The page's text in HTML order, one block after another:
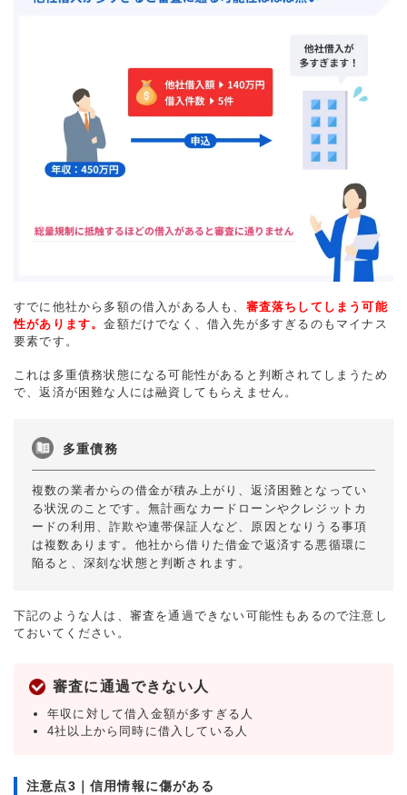
すでに他社から多額の借入がある人も、 審査落ちしてしまう可能
性があります。金額だけでなく、借入先が多すぎるのもマイナス
要素です。
これは多重債務状態になる可能性があると判断されてしまうため
で、返済が困難な人には融資してもらえません。
多重債務
複数の業者からの借金が積み上がり、返済困難となってい
る状況のことです。無計画なカードローンやクレジットカ
ードの利用、詐欺や連帯保証人など、原因となりうる事項
は複数あります。他社から借りた借金で返済する悪循環に
陥ると、深刻な状態と判断されます。
下記のような人は、審査を通過できない可能性もあるので注意し
ておいてください。
審査に通過できない人
年収に対して借入金額が多すぎる人
4社以上から同時に借入している人
注意点3｜信用情報に傷がある